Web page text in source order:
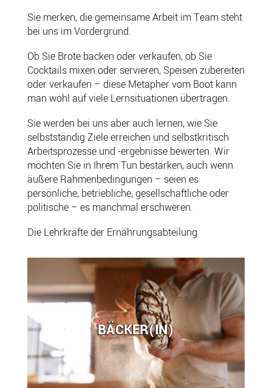
Sie merken, die gemeinsame Arbeit im Team steht
bei uns im Vordergrund.
Ob Sie Brote backen oder verkaufen, ob Sie
Cocktails mixen oder servieren, Speisen zubereiten
oder verkaufen – diese Metapher vom Boot kann
man wohl auf viele Lernsituationen übertragen.
Sie werden bei uns aber auch lernen, wie Sie
selbstständig Ziele erreichen und selbstkritisch
Arbeitsprozesse und -ergebnisse bewerten. Wir
möchten Sie in Ihrem Tun bestärken, auch wenn
äußere Rahmenbedingungen – seien es
persönliche, betriebliche, gesellschaftliche oder
politische – es manchmal erschweren.
Die Lehrkräfte der Ernährungsabteilung
BÄCKER(IN)